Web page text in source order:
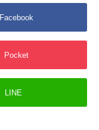
Facebook
Pocket
LINE